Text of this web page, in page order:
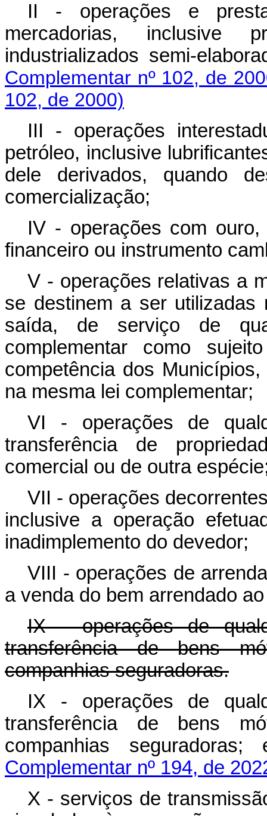
II - operações e
mercadorias, inclusive
industrializados semi-
Complementar nº 102, de
102, de 2000)
III - operações
petróleo, inclusive
dele derivados, quando
comercialização;
IV - operações com
financeiro ou instrumento
V - operações relativas a
se destinem a ser utilizadas
saída, de serviço de
complementar como
competência dos
na mesma lei complementar;
VI - operações de
transferência de
comercial ou de outra
VII - operações
inclusive a operação
inadimplemento do devedor;
VIII - operações de
a venda do bem arrendado
IX - operações de
transferência de bens
companhias seguradoras.
IX - operações de
transferência de bens
companhias seguradoras;
Complementar nº 194, de
X - serviços de